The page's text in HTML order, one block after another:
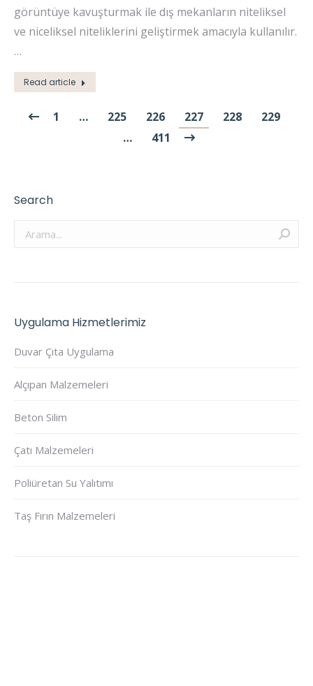
görüntüye kavuşturmak ile dış mekanların niteliksel
ve niceliksel niteliklerini geliştirmek amacıyla kullanılır.
…
Read article
1 … 225 226 227 228
229
…
411
Search
Arama:
Uygulama Hizmetlerimiz
Duvar Çıta Uygulama
Alçıpan Malzemeleri
Beton Silim
Çatı Malzemeleri
Poliüretan Su Yalıtımı
Taş Fırın Malzemeleri